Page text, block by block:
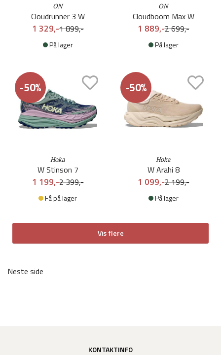
ON
Cloudrunner 3 W
1 899,-
1 329,-
På lager
ON
Cloudboom Max W
2 699,-
1 889,-
På lager
-50%
Hoka
W Stinson 7
2 399,-
1 199,-
Få på lager
-50%
Hoka
W Arahi 8
2 199,-
1 099,-
På lager
Vis flere
Neste side
KONTAKTINFO